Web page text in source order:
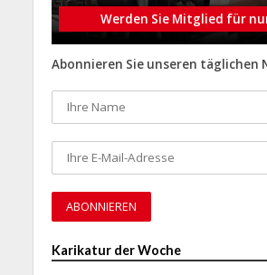
Werden Sie Mitglied für
Abonnieren Sie unseren täglichen
Karikatur der Woche